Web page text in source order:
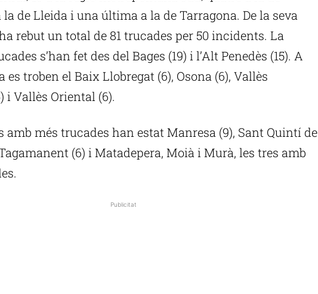
la de Lleida i una última a la de Tarragona. De la seva
rebut un total de 81 trucades per 50 incidents. La
s’han fet des del Bages (19) i l’Alt Penedès (15). A
es troben el Baix Llobregat (6), Osona (6), Vallès
i Vallès Oriental (6).
més trucades han estat Manresa (9), Sant Quintí de
(6) i Matadepera, Moià i Murà, les tres amb
Publicitat